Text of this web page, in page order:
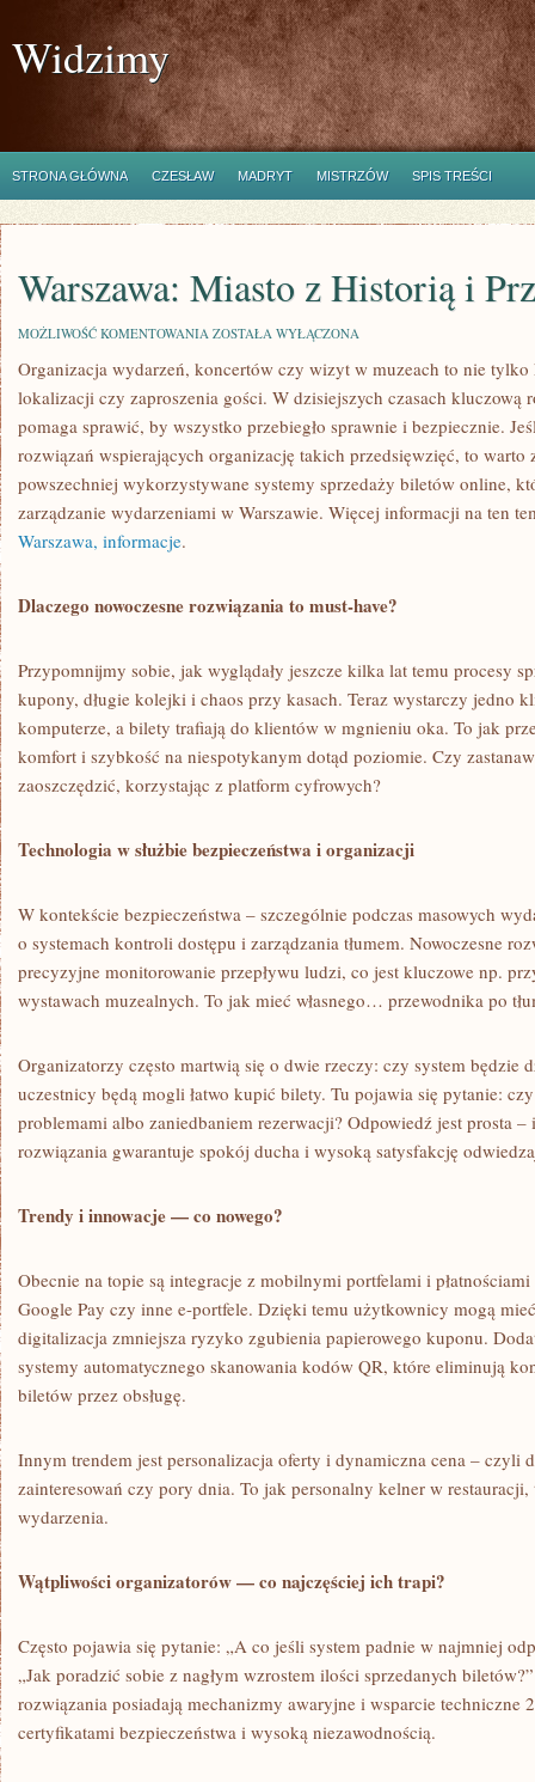
Widzimy
STRONA GŁÓWNA CZESŁAW MADRYT MISTRZÓW SPIS TREŚCI
Warszawa: Miasto z Historią i
MOŻLIWOŚĆ KOMENTOWANIA WARSZAWA:
Z
I
PRZYSZŁOŚCIĄ!
ZOSTAŁA WYŁĄCZONA
Organizacja wydarzeń, koncertów czy wizyt w muzeach to nie
lokalizacji czy zaproszenia gości. W dzisiejszych czasach kluczową
pomaga sprawić, by wszystko przebiegło sprawnie i bezpiecznie.
rozwiązań wspierających organizację takich przedsięwzięć, to warto
powszechniej wykorzystywane systemy sprzedaży biletów online,
zarządzanie wydarzeniami w Warszawie. Więcej informacji na ten
Warszawa, informacje.
Dlaczego nowoczesne rozwiązania to must-have?
Przypomnijmy sobie, jak wyglądały jeszcze kilka lat temu procesy
kupony, długie kolejki i chaos przy kasach. Teraz wystarczy jedno
komputerze, a bilety trafiają do klientów w mgnieniu oka. To jak
komfort i szybkość na niespotykanym dotąd poziomie. Czy
zaoszczędzić, korzystając z platform cyfrowych?
Technologia w służbie bezpieczeństwa i organizacji
W kontekście bezpieczeństwa – szczególnie podczas masowych
o systemach kontroli dostępu i zarządzania tłumem. Nowoczesne
precyzyjne monitorowanie przepływu ludzi, co jest kluczowe np.
wystawach muzealnych. To jak mieć własnego… przewodnika po
Organizatorzy często martwią się o dwie rzeczy: czy system będzie
uczestnicy będą mogli łatwo kupić bilety. Tu pojawia się pytanie:
problemami albo zaniedbaniem rezerwacji? Odpowiedź jest prosta
rozwiązania gwarantuje spokój ducha i wysoką satysfakcję
Trendy i innowacje — co nowego?
Obecnie na topie są integracje z mobilnymi portfelami i
Google Pay czy inne e-portfele. Dzięki temu użytkownicy mogą
digitalizacja zmniejsza ryzyko zgubienia papierowego kuponu.
systemy automatycznego skanowania kodów QR, które eliminują
biletów przez obsługę.
Innym trendem jest personalizacja oferty i dynamiczna cena – czyli
zainteresowań czy pory dnia. To jak personalny kelner w
wydarzenia.
Wątpliwości organizatorów — co najczęściej ich trapi?
Często pojawia się pytanie: „A co jeśli system padnie w najmniej
„Jak poradzić sobie z nagłym wzrostem ilości sprzedanych
rozwiązania posiadają mechanizmy awaryjne i wsparcie techniczne
certyfikatami bezpieczeństwa i wysoką niezawodnością.